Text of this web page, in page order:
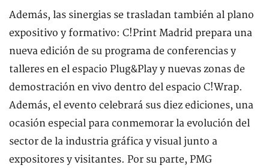
Además, las sinergias se trasladan también al plano
expositivo y formativo: C!Print Madrid prepara una
nueva edición de su programa de conferencias y
talleres en el espacio Plug&Play y nuevas zonas de
demostración en vivo dentro del espacio C!Wrap.
Además, el evento celebrará sus diez ediciones, una
ocasión especial para conmemorar la evolución del
sector de la industria gráfica y visual junto a
expositores y visitantes. Por su parte, PMG